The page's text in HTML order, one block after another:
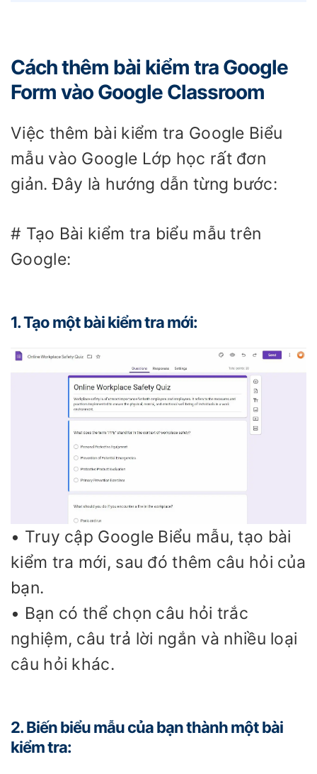
Cách thêm bài kiểm tra Google
Form vào Google Classroom
Việc thêm bài kiểm tra Google Biểu
mẫu vào Google Lớp học rất đơn
giản. Đây là hướng dẫn từng bước:
# Tạo Bài kiểm tra biểu mẫu trên
Google:
1. Tạo một bài kiểm tra mới:
• Truy cập Google Biểu mẫu, tạo bài
kiểm tra mới, sau đó thêm câu hỏi của
bạn.
• Bạn có thể chọn câu hỏi trắc
nghiệm, câu trả lời ngắn và nhiều loại
câu hỏi khác.
2. Biến biểu mẫu của bạn thành một bài
kiểm tra: